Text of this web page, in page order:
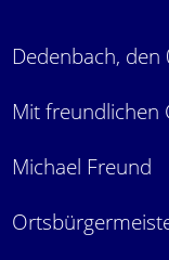
Dedenbach,
Mit freundlichen
Michael Freund